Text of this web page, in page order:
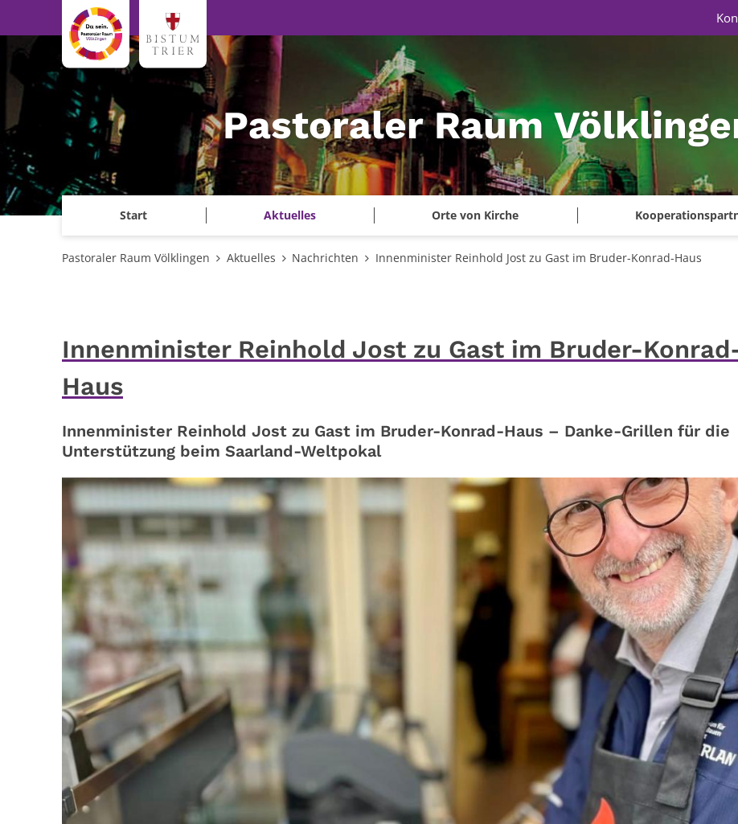
Zum Inhalt springen
Pastoraler Raum
Start Aktuelles Orte von Kirche
Pastoraler Raum Völklingen Aktuelles Nachrichten Innenminister Reinhold Jost zu Gast im Bruder-Konrad-Haus
Innenminister Reinhold Jost zu Gast im Bruder-
Haus
Innenminister Reinhold Jost zu Gast im Bruder-Konrad-Haus – Danke-Grillen für die
Unterstützung beim Saarland-Weltpokal